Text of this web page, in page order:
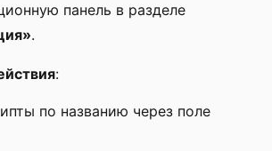
панель в разделе
.
:
по названию через поле